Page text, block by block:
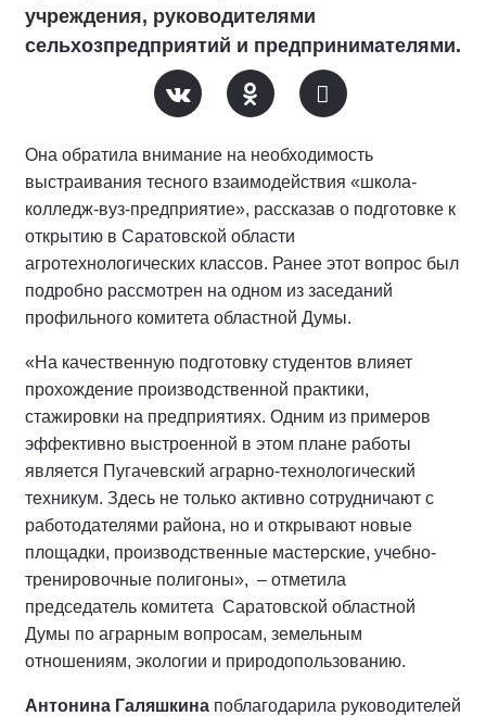
учреждения, руководителями
сельхозпредприятий и предпринимателями.
Она обратила внимание на необходимость
выстраивания тесного взаимодействия «школа-
колледж-вуз-предприятие», рассказав о подготовке к
открытию в Саратовской области
агротехнологических классов. Ранее этот вопрос был
подробно рассмотрен на одном из заседаний
профильного комитета областной Думы.
«На качественную подготовку студентов влияет
прохождение производственной практики,
стажировки на предприятиях. Одним из примеров
эффективно выстроенной в этом плане работы
является Пугачевский аграрно-технологический
техникум. Здесь не только активно сотрудничают с
работодателями района, но и открывают новые
площадки, производственные мастерские, учебно-
тренировочные полигоны», – отметила
председатель комитета Саратовской областной
Думы по аграрным вопросам, земельным
отношениям, экологии и природопользованию.
Антонина Галяшкина поблагодарила руководителей